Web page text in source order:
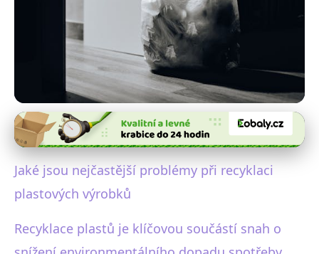
Recyklace plastů
Jak řešit hlavní problémy v
recyklaci plastů a zlepšit
Jaké jsou nejčastější problémy při recyklaci
plastových výrobků
Recyklace plastů je klíčovou součástí snah o